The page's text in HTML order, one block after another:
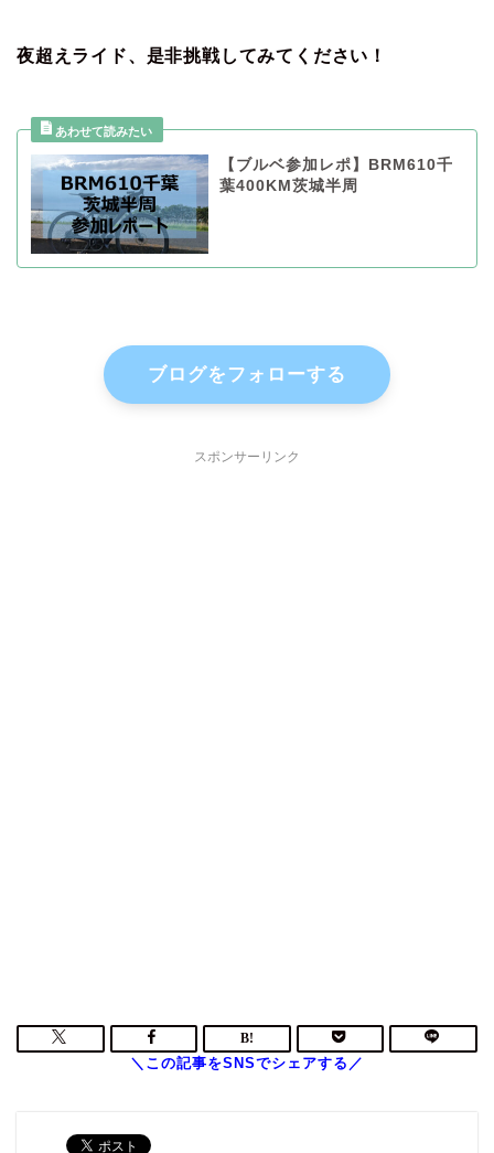
夜超えライド、是非挑戦してみてください！
【ブルベ参加レポ】BRM610千
葉400KM茨城半周
ブログをフォローする
スポンサーリンク